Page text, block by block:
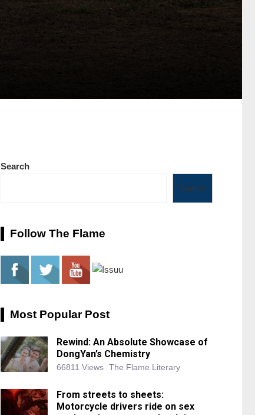
Search
Search
Follow The Flame
Most Popular Post
Rewind: An Absolute Showcase of
DongYan’s Chemistry
66811 Views The Flame Literary
From streets to sheets:
Motorcycle drivers ride on sex